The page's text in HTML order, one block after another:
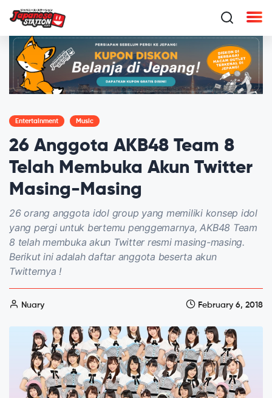
Entertainment Music
26 Anggota AKB48 Team 8
Telah Membuka Akun Twitter
Masing-Masing
26 orang anggota idol group yang memiliki konsep idol
yang pergi untuk bertemu penggemarnya, AKB48 Team
8 telah membuka akun Twitter resmi masing-masing.
Berikut ini adalah daftar anggota beserta akun
Twitternya !
Nuary February 6, 2018